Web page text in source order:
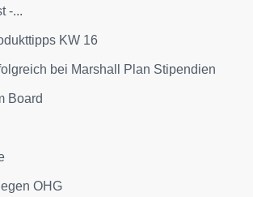
-...
KW 16
bei Marshall Plan Stipendien
Board
OHG